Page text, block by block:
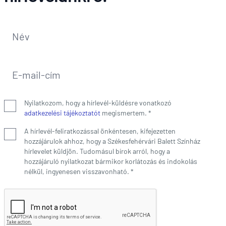
Nyilatkozom, hogy a hírlevél-küldésre vonatkozó
adatkezelési tájékoztatót megismertem. *
A hírlevél-feliratkozással önkéntesen, kifejezetten
hozzájárulok ahhoz, hogy a Székesfehérvári Balett Színház
hírlevelet küldjön. Tudomásul bírok arról, hogy a
hozzájáruló nyilatkozat bármikor korlátozás és indokolás
nélkül, ingyenesen visszavonható. *